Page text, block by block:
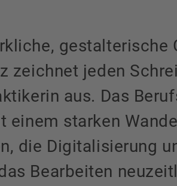
zeichnet jeden
aus. Das
einem starken
die Digitalisierung
Bearbeiten